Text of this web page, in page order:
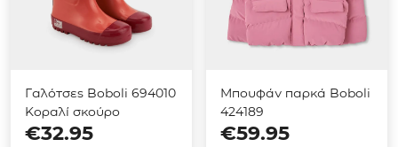
Γαλότσες Boboli 694010
Κοραλί σκούρο
€32.95
Μπουφάν παρκά Boboli
424189
€59.95